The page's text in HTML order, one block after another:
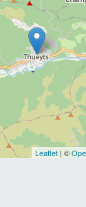
Leaflet | ©